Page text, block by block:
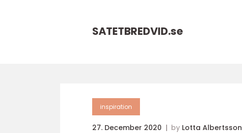
SATETBREDVID.se
inspiration
27. December 2020 by Lotta Albertsson